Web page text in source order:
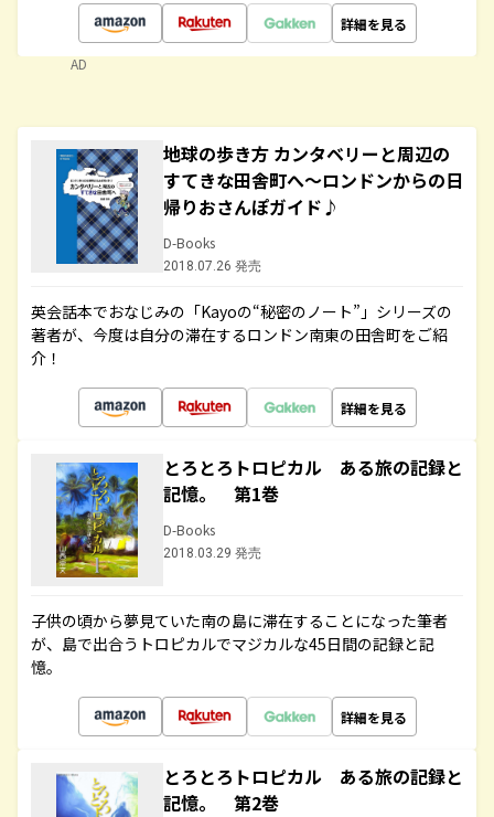
詳細を見る
AD
地球の歩き方 カンタベリーと周辺の
すてきな田舎町へ～ロンドンからの日
帰りおさんぽガイド♪
D-Books
2018.07.26 発売
英会話本でおなじみの「Kayoの“秘密のノート”」シリーズの
著者が、今度は自分の滞在するロンドン南東の田舎町をご紹
介！
詳細を見る
とろとろトロピカル ある旅の記録と
記憶。 第1巻
D-Books
2018.03.29 発売
子供の頃から夢見ていた南の島に滞在することになった筆者
が、島で出合うトロピカルでマジカルな45日間の記録と記
憶。
詳細を見る
とろとろトロピカル ある旅の記録と
記憶。 第2巻